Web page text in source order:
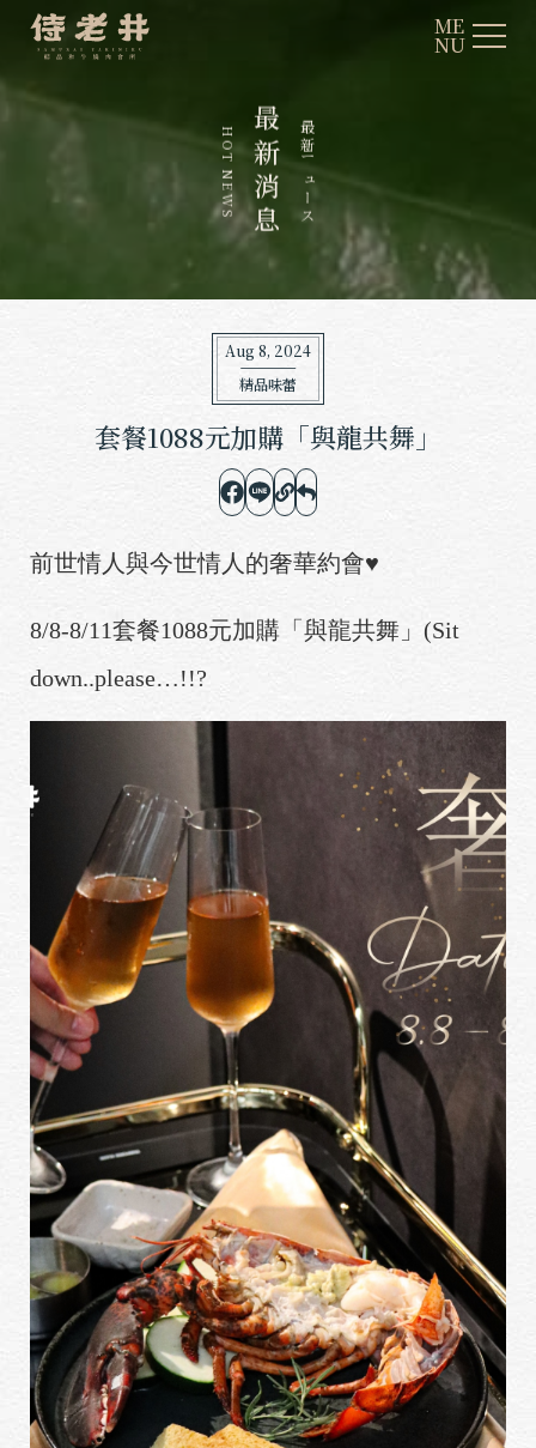
ME
NU
最
新
消
息
最
新
ニ
ュ
ー
ス
H
O
T
N
E
W
S
Aug 8, 2024
精品味蕾
套餐1088元加購「與龍共舞」
前世情人與今世情人的奢華約會♥
8/8-8/11套餐1088元加購「與龍共舞」(Sit
down..please…!!?